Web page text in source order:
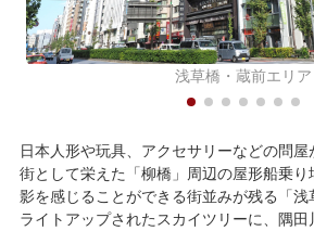
浅草橋・蔵前エリア
日本人形や玩具、アクセサリーなどの問
街として栄えた「柳橋」周辺の屋形船乗
影を感じることができる街並みが残る「浅
ライトアップされたスカイツリーに、隅